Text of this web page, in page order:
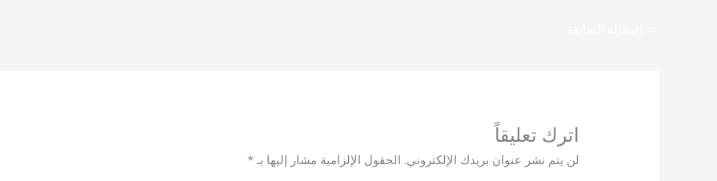
اترك تعليقاً
لن يتم نشر عنوان بريدك الإلكتروني. الحقول الإلزامية مشار إليها بـ*